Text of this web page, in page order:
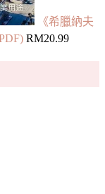
《希臘納夫
RM20.99